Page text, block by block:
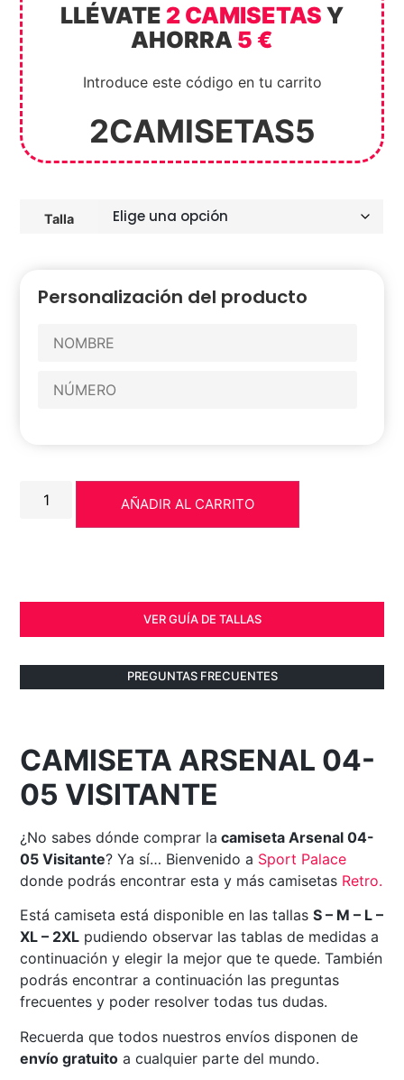
LLÉVATE 2 CAMISETAS Y
AHORRA 5 €
Introduce este código en tu carrito
2CAMISETAS5
Talla
Personalización del producto
AÑADIR AL CARRITO
VER GUÍA DE TALLAS
PREGUNTAS FRECUENTES
CAMISETA ARSENAL 04-
05 VISITANTE
¿No sabes dónde comprar la camiseta Arsenal 04-
05 Visitante? Ya sí… Bienvenido a Sport Palace
donde podrás encontrar esta y más camisetas Retro.
Está camiseta está disponible en las tallasS – M – L –
XL – 2XL pudiendo observar las tablas de medidas a
continuación y elegir la mejor que te quede. También
podrás encontrar a continuación las preguntas
frecuentes y poder resolver todas tus dudas.
Recuerda que todos nuestros envíos disponen de
envío gratuito a cualquier parte del mundo.